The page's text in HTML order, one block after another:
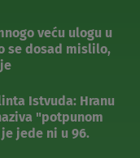
veću ulogu u
se dosad mislilo,
Istvuda: Hranu
"potpunom
jede ni u 96.